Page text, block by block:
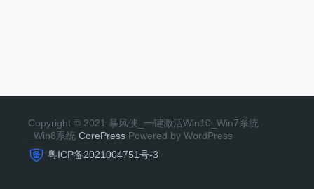
Copyright © 2021 暴风侠_一键激活Win10_Win7系统
_Win8系统 CorePress Powered by WordPress
粤ICP备2021004751号-3